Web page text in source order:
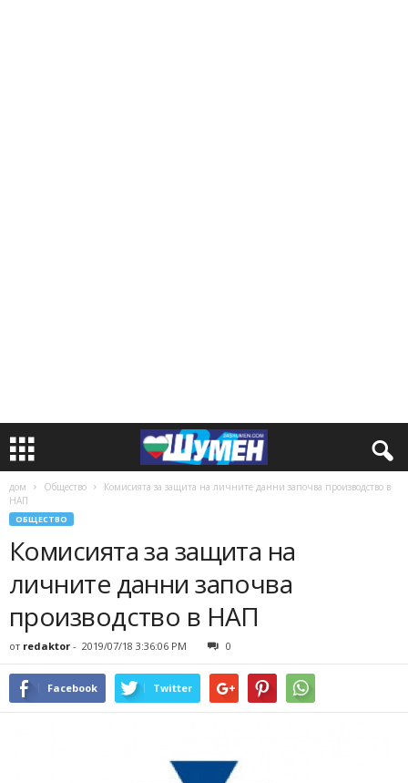
дом Общество
Комисията за защита на личните данни започва производство в
НАП
ОБЩЕСТВО
Комисията за защита на
личните данни започва
производство в НАП
от redaktor - 2019/07/18 3:36:06 PM 0
Facebook Twitter